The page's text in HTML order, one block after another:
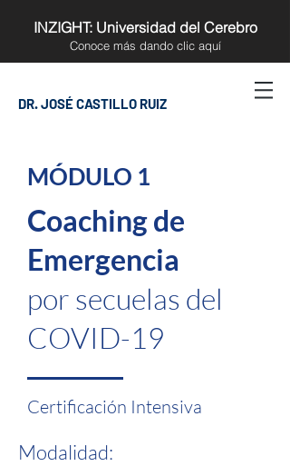
INZIGHT: Universidad del Cerebro
Conoce más dando clic aquí
DR. JOSÉ CASTILLO RUIZ
MÓDULO 1
Coaching de
Emergencia
por secuelas del
COVID-19
Certificación Intensiva
Modalidad: